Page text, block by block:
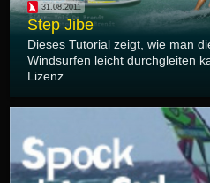
31.08.2011
Step Jibe
Dieses Tutorial zeigt, wie man
Windsurfen leicht durchgleiten
Lizenz...